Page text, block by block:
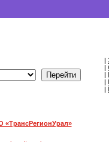
|
|
|
|
|
«ТрансРегионУрал»